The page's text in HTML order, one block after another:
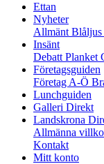
Ettan
Nyheter
Allmänt Blåljus
Insänt
Debatt Planket
Företagsguiden
Företag A-Ö
Lunchguiden
Galleri Direkt
Landskrona
Allmänna
Kontakt
Mitt konto